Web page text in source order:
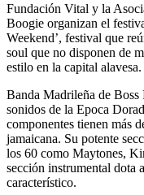
Fundación Vital y la
Boogie organizan el
Weekend’, festival que
soul que no disponen de
estilo en la capital alavesa.
Banda Madrileña de Boss
sonidos de la Epoca
componentes tienen más
jamaicana. Su potente
los 60 como Maytones,
sección instrumental dota
característico.